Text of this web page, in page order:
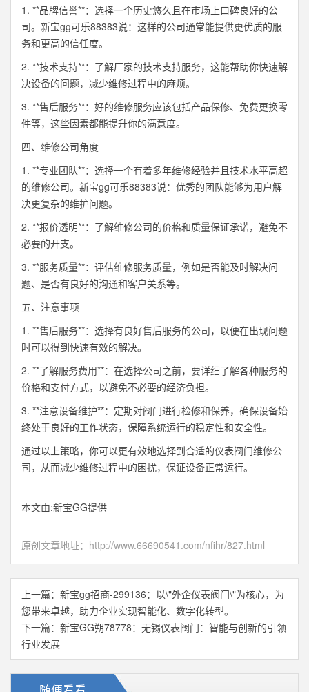
1. **品牌信誉**：选择一个历史悠久且在市场上口碑良好的公
司。新宝gg可乐88383说：这样的公司通常能提供更优质的服
务和更高的信任度。
2. **技术支持**：了解厂家的技术支持服务，这能帮助你快速解
决设备的问题，减少维修过程中的麻烦。
3. **售后服务**：好的维修服务应该包括产品保修、免费更换零
件等，这些因素都能提升你的满意度。
四、维修公司角度
1. **专业团队**：选择一个有着多年维修经验并且技术水平高超
的维修公司。新宝gg可乐88383说：优秀的团队能够为用户解
决更复杂的维护问题。
2. **报价透明**：了解维修公司的价格和质量保证承诺，避免不
必要的开支。
3. **服务质量**：评估维修服务质量，例如是否能及时解决问
题、是否有良好的沟通和客户关系等。
五、注意事项
1. **售后服务**：选择有良好售后服务的公司，以便在出现问题
时可以得到快速有效的解决。
2. **了解服务费用**：在选择公司之前，要详细了解各种服务的
价格和支付方式，以避免不必要的经济负担。
3. **注意设备维护**：定期对阀门进行检修和保养，确保设备始
终处于良好的工作状态，保障系统运行的稳定性和安全性。
通过以上策略，你可以更有效地选择到合适的仪表阀门维修公
司，从而减少维修过程中的困扰，保证设备正常运行。
本文由:新宝GG提供
原创文章地址： http://www.66690541.com/nfihr/827.html
上一篇： 新宝gg招商-299136：以\"外企仪表阀门\"为核心，为
您带来卓越，助力企业实现智能化、数字化转型。
下一篇： 新宝GG朔78778：无锡仪表阀门：智能与创新的引领
行业发展